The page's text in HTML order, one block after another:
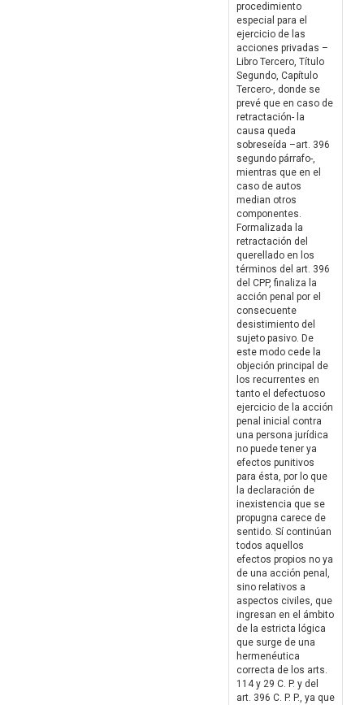
procedimiento
especial para el
ejercicio de las
acciones privadas –
Libro Tercero, Título
Segundo, Capítulo
Tercero-, donde se
prevé que en caso de
retractación- la
causa queda
sobreseída –art. 396
segundo párrafo-,
mientras que en el
caso de autos
median otros
componentes.
Formalizada la
retractación del
querellado en los
términos del art. 396
del CPP, finaliza la
acción penal por el
consecuente
desistimiento del
sujeto pasivo. De
este modo cede la
objeción principal de
los recurrentes en
tanto el defectuoso
ejercicio de la acción
penal inicial contra
una persona jurídica
no puede tener ya
efectos punitivos
para ésta, por lo que
la declaración de
inexistencia que se
propugna carece de
sentido. Sí continúan
todos aquellos
efectos propios no ya
de una acción penal,
sino relativos a
aspectos civiles, que
ingresan en el ámbito
de la estricta lógica
que surge de una
hermenéutica
correcta de los arts.
114 y 29 C. P. y del
art. 396 C. P. P., ya que